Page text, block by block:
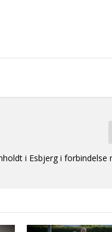
i Esbjerg i forbindelse